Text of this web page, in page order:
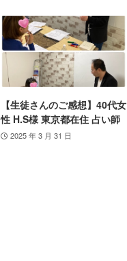
【生徒さんのご感想】40代女
性 H.S様 東京都在住 占い師
2025 年 3 月 31 日